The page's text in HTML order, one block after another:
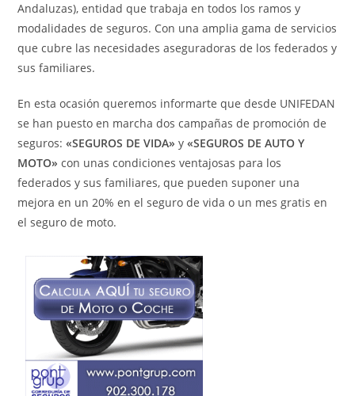
Andaluzas), entidad que trabaja en todos los ramos y
modalidades de seguros. Con una amplia gama de servicios
que cubre las necesidades aseguradoras de los federados y
sus familiares.
En esta ocasión queremos informarte que desde UNIFEDAN
se han puesto en marcha dos campañas de promoción de
seguros: «SEGUROS DE VIDA» y«SEGUROS DE AUTO Y
MOTO» con unas condiciones ventajosas para los
federados y sus familiares, que pueden suponer una
mejora en un 20% en el seguro de vida o un mes gratis en
el seguro de moto.